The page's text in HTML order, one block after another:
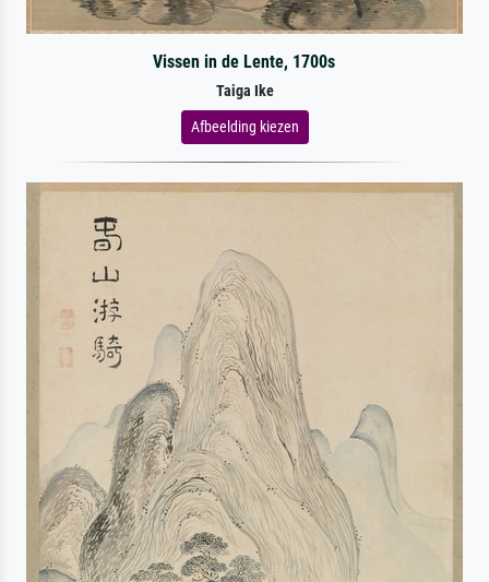
Vissen in de Lente, 1700s
Taiga Ike
Afbeelding kiezen